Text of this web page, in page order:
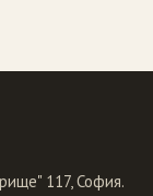
117, София.